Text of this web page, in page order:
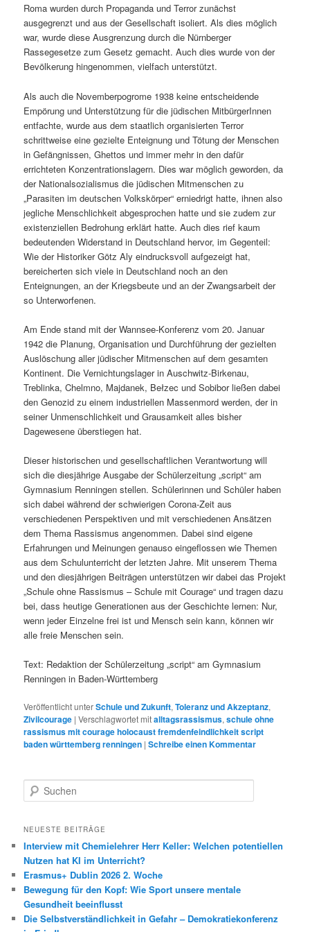
Roma wurden durch Propaganda und Terror zunächst
ausgegrenzt und aus der Gesellschaft isoliert. Als dies möglich
war, wurde diese Ausgrenzung durch die Nürnberger
Rassegesetze zum Gesetz gemacht. Auch dies wurde von der
Bevölkerung hingenommen, vielfach unterstützt.
Als auch die Novemberpogrome 1938 keine entscheidende
Empörung und Unterstützung für die jüdischen MitbürgerInnen
entfachte, wurde aus dem staatlich organisierten Terror
schrittweise eine gezielte Enteignung und Tötung der Menschen
in Gefängnissen, Ghettos und immer mehr in den dafür
errichteten Konzentrationslagern. Dies war möglich geworden, da
der Nationalsozialismus die jüdischen Mitmenschen zu
„Parasiten im deutschen Volkskörper“ erniedrigt hatte, ihnen also
jegliche Menschlichkeit abgesprochen hatte und sie zudem zur
existenziellen Bedrohung erklärt hatte. Auch dies rief kaum
bedeutenden Widerstand in Deutschland hervor, im Gegenteil:
Wie der Historiker Götz Aly eindrucksvoll aufgezeigt hat,
bereicherten sich viele in Deutschland noch an den
Enteignungen, an der Kriegsbeute und an der Zwangsarbeit der
so Unterworfenen.
Am Ende stand mit der Wannsee-Konferenz vom 20. Januar
1942 die Planung, Organisation und Durchführung der gezielten
Auslöschung aller jüdischer Mitmenschen auf dem gesamten
Kontinent. Die Vernichtungslager in Auschwitz-Birkenau,
Treblinka, Chelmno, Majdanek, Bełzec und Sobibor ließen dabei
den Genozid zu einem industriellen Massenmord werden, der in
seiner Unmenschlichkeit und Grausamkeit alles bisher
Dagewesene überstiegen hat.
Dieser historischen und gesellschaftlichen Verantwortung will
sich die diesjährige Ausgabe der Schülerzeitung „script“ am
Gymnasium Renningen stellen. Schülerinnen und Schüler haben
sich dabei während der schwierigen Corona-Zeit aus
verschiedenen Perspektiven und mit verschiedenen Ansätzen
dem Thema Rassismus angenommen. Dabei sind eigene
Erfahrungen und Meinungen genauso eingeflossen wie Themen
aus dem Schulunterricht der letzten Jahre. Mit unserem Thema
und den diesjährigen Beiträgen unterstützen wir dabei das Projekt
„Schule ohne Rassismus – Schule mit Courage“ und tragen dazu
bei, dass heutige Generationen aus der Geschichte lernen: Nur,
wenn jeder Einzelne frei ist und Mensch sein kann, können wir
alle freie Menschen sein.
Text: Redaktion der Schülerzeitung „script“ am Gymnasium
Renningen in Baden-Württemberg
Veröffentlicht unterSchule und Zukunft,Toleranz und Akzeptanz,
Zivilcourage |Verschlagwortet mitalltagsrassismus,schule ohne
rassismus mit courage holocaust fremdenfeindlichkeit script
baden württemberg renningen |Schreibe einen Kommentar
u
h
n
NEUESTE BEITRÄGE
Interview mit Chemielehrer Herr Keller: Welchen potentiellen
Nutzen hat KI im Unterricht?
Erasmus+ Dublin 2026 2. Woche
Bewegung für den Kopf: Wie Sport unsere mentale
Gesundheit beeinflusst
Die Selbstverständlichkeit in Gefahr – Demokratiekonferenz